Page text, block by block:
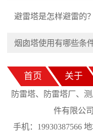
避雷塔是怎样避雷的？
烟囱塔使用有哪些条
首页 关于
防雷塔、防雷塔厂、
手机：19930387566 地址：河北省衡水市景县广川工业园